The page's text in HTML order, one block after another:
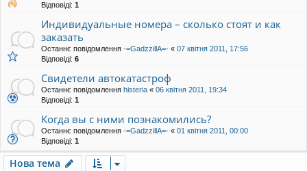
Відповіді: 1
Индивидуальные номера – сколько стоят и как
заказать
Останнє повідомлення -=GadzzillA=- « 07 квітня 2011, 17:56
Відповіді: 6
Свидетели автокатастроф
Останнє повідомлення histeria « 06 квітня 2011, 19:34
Відповіді: 1
Когда вы с ними познакомились?
Останнє повідомлення -=GadzzillA=- « 01 квітня 2011, 00:00
Відповіді: 1
Нова тема